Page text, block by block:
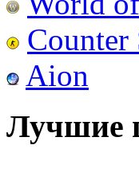
Counter
Aion
Лучшие